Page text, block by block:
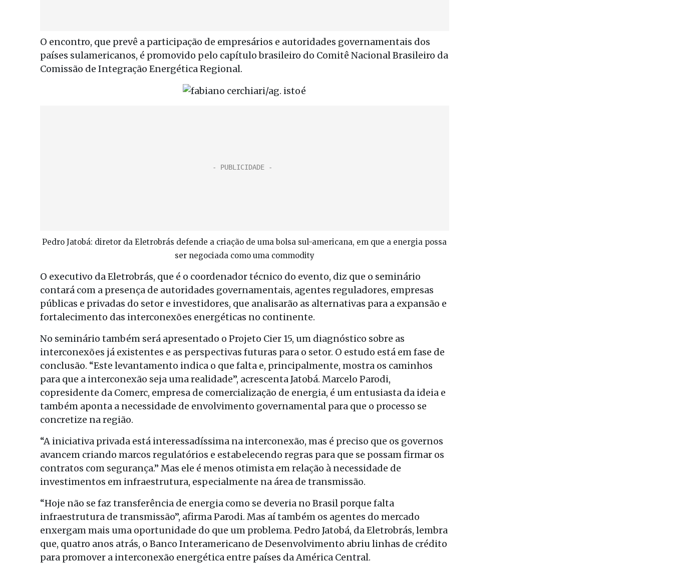
O encontro, que prevê a participação de empresários e autoridades governamentais dos
países sulamericanos, é promovido pelo capítulo brasileiro do Comitê Nacional Brasileiro da
Comissão de Integração Energética Regional.
Pedro Jatobá: diretor da Eletrobrás defende a criação de uma bolsa sul-americana, em que a energia possa
ser negociada como uma commodity
O executivo da Eletrobrás, que é o coordenador técnico do evento, diz que o seminário
contará com a presença de autoridades governamentais, agentes reguladores, empresas
públicas e privadas do setor e investidores, que analisarão as alternativas para a expansão e
fortalecimento das interconexões energéticas no continente.
No seminário também será apresentado o Projeto Cier 15, um diagnóstico sobre as
interconexões já existentes e as perspectivas futuras para o setor. O estudo está em fase de
conclusão. “Este levantamento indica o que falta e, principalmente, mostra os caminhos
para que a interconexão seja uma realidade”, acrescenta Jatobá. Marcelo Parodi,
copresidente da Comerc, empresa de comercialização de energia, é um entusiasta da ideia e
também aponta a necessidade de envolvimento governamental para que o processo se
concretize na região.
“A iniciativa privada está interessadíssima na interconexão, mas é preciso que os governos
avancem criando marcos regulatórios e estabelecendo regras para que se possam firmar os
contratos com segurança.” Mas ele é menos otimista em relação à necessidade de
investimentos em infraestrutura, especialmente na área de transmissão.
“Hoje não se faz transferência de energia como se deveria no Brasil porque falta
infraestrutura de transmissão”, afirma Parodi. Mas aí também os agentes do mercado
enxergam mais uma oportunidade do que um problema. Pedro Jatobá, da Eletrobrás, lembra
que, quatro anos atrás, o Banco Interamericano de Desenvolvimento abriu linhas de crédito
para promover a interconexão energética entre países da América Central.